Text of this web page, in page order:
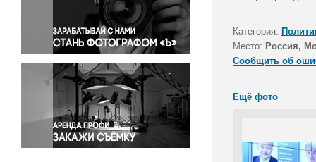
Правосудие
Происшествия и конфликты
Религия
Светская жизнь
Спорт
Экология
Экономика и бизнес
Категория:
Место: Россия,
Сообщить об
Ещё фото